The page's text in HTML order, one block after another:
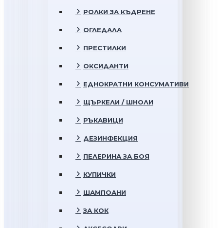
РОЛКИ ЗА КЪДРЕНЕ
ОГЛЕДАЛА
ПРЕСТИЛКИ
ОКСИДАНТИ
ЕДНОКРАТНИ КОНСУМАТИВИ
ЩЪРКЕЛИ / ШНОЛИ
РЪКАВИЦИ
ДЕЗИНФЕКЦИЯ
ПЕЛЕРИНА ЗА БОЯ
КУПИЧКИ
ШАМПОАНИ
ЗА КОК